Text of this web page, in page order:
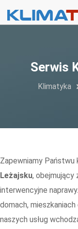
Serwis
Klimatyka
Zapewniamy Państwu
Leżajsku, obejmujący
interwencyjne
domach,
naszych usług